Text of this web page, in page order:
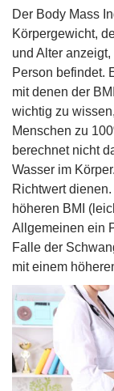
Der Body Mass
Körpergewicht,
und Alter
Person befindet.
mit denen der
wichtig zu
Menschen zu
berechnet nicht
Wasser im
Richtwert
höheren BMI
Allgemeinen ein
Falle der
mit einem